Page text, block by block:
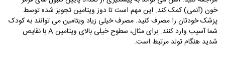
خون (آنمی) کمک کند. این مهم است تا دوز ویتامین تجویز شده توسط
پزشک خودتان را مصرف کنید. مصرف خیلی زیاد ویتامین می­ توانند به کودک
شما آسیب وارد کنند. برای مثال، سطوح خیلی بالای ویتامینAبا نقایص
شدید هنگام تولد مرتبط است.